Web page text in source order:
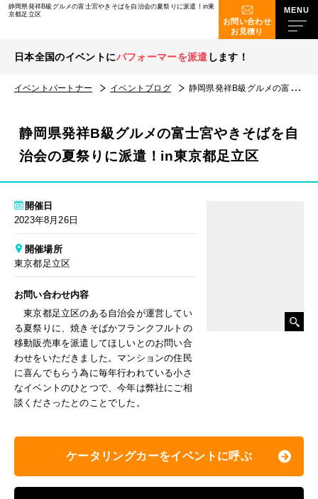
静岡県発祥B級グルメの富士宮やきそばを自治会の夏祭りに派遣！in東
京都足立区
お問い合わせ
お見積り
日本全国のイベントにパフォーマーを派遣 します！
イベントパートナー イベントブログ 静岡県発祥B級グルメの富士宮やきそばを自治会の夏祭りに派遣！in東京都足立区
静岡県発祥B級グルメの富士宮やきそばを自
治会の夏祭りに派遣！in東京都足立区
開催日
2023年8月26日
開催場所
東京都足立区
お問い合わせ内容
東京都足立区のある自治会が運営してい
る夏祭りに、焼きそばかフランクフルトの
移動販売車を派遣してほしいとのお問い合
わせをいただきました。マンションの住民
に喜んでもらう為に毎年行われている小さ
なイベントのひとつで、今年は弊社にご相
談くださったとのことでした。
ケータリングカーをイベントに呼ぶ